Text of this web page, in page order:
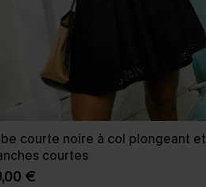
courte noire à col plongeant et
courtes
€